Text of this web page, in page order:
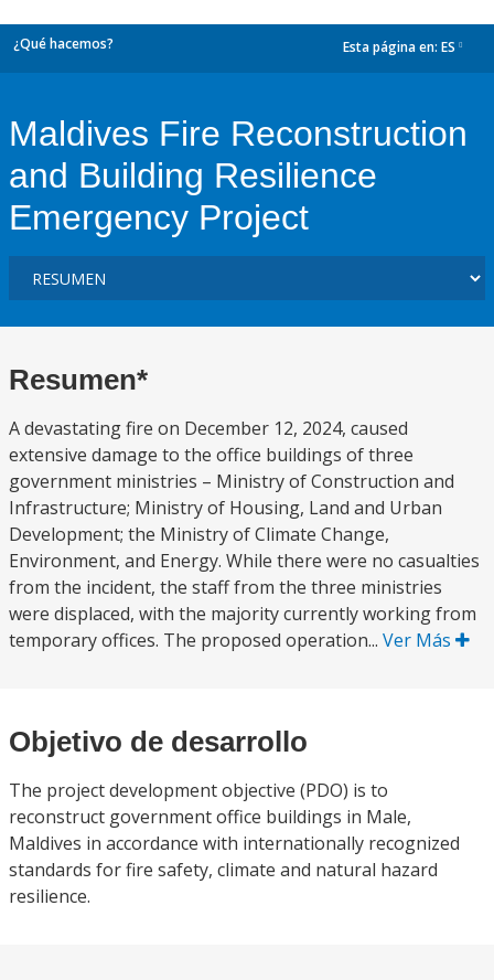
¿Qué hacemos? Esta página en: ES
Maldives Fire Reconstruction
and Building Resilience
Emergency Project
Resumen*
A devastating fire on December 12, 2024, caused
extensive damage to the office buildings of three
government ministries – Ministry of Construction and
Infrastructure; Ministry of Housing, Land and Urban
Development; the Ministry of Climate Change,
Environment, and Energy. While there were no casualties
from the incident, the staff from the three ministries
were displaced, with the majority currently working from
temporary offices. The proposed operation... Ver Más
Objetivo de desarrollo
The project development objective (PDO) is to
reconstruct government office buildings in Male,
Maldives in accordance with internationally recognized
standards for fire safety, climate and natural hazard
resilience.